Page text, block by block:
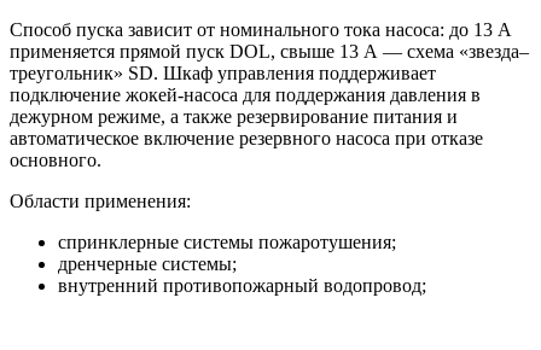
Способ пуска зависит от номинального тока насоса: до 13 А
применяется прямой пуск DOL, свыше 13 А — схема «звезда–
треугольник» SD. Шкаф управления поддерживает
подключение жокей-насоса для поддержания давления в
дежурном режиме, а также резервирование питания и
автоматическое включение резервного насоса при отказе
основного.
Области применения:
спринклерные системы пожаротушения;
дренчерные системы;
внутренний противопожарный водопровод;